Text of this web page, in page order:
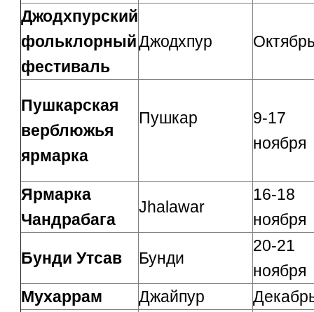
Джодхпурский
фольклорный
фестиваль
Джодхпур
Пушкарская
верблюжья
ярмарка
Пушкар
9-17
ноября
Ярмарка
Чандрабага
Jhalawar
16-18
ноября
Бунди Утсав Бунди
20-21
ноября
Мухаррам
Джайпур